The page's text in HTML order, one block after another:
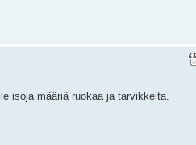
isoja määriä ruokaa ja tarvikkeita.